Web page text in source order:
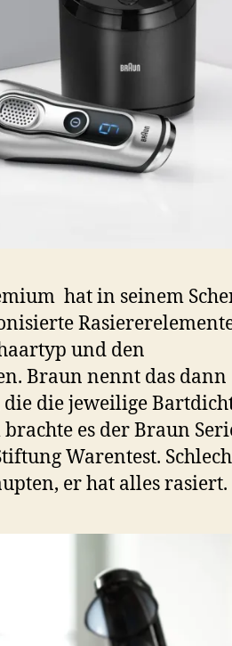
hat in seinem
und den
Braun nennt das dann
die die jeweilige
es der Braun
Warentest.
er hat alles rasiert.